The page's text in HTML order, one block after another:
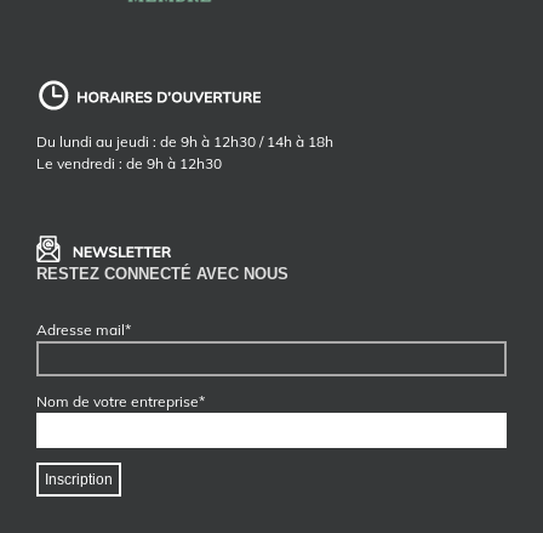
Du lundi au jeudi : de 9h à 12h30 / 14h à 18h
Le vendredi : de 9h à 12h30
RESTEZ CONNECTÉ AVEC NOUS
Adresse mail*
Nom de votre entreprise*